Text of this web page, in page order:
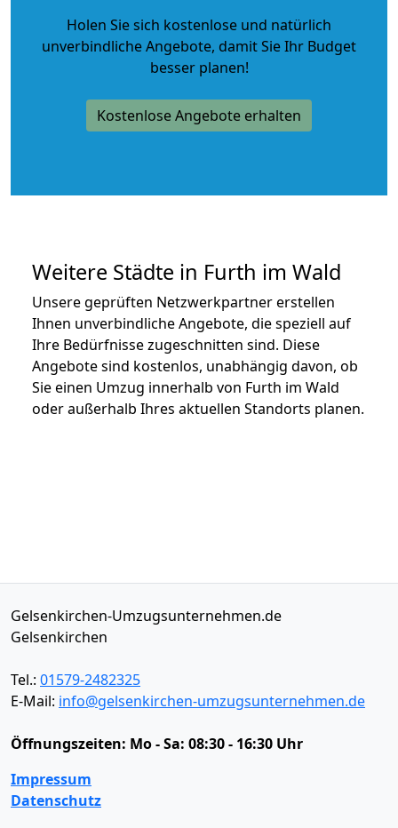
Holen Sie sich kostenlose und natürlich
unverbindliche Angebote, damit Sie Ihr Budget
besser planen!
Kostenlose Angebote erhalten
Weitere Städte in Furth im Wald
Unsere geprüften Netzwerkpartner erstellen
Ihnen unverbindliche Angebote, die speziell auf
Ihre Bedürfnisse zugeschnitten sind. Diese
Angebote sind kostenlos, unabhängig davon, ob
Sie einen Umzug innerhalb von Furth im Wald
oder außerhalb Ihres aktuellen Standorts planen.
Gelsenkirchen-Umzugsunternehmen.de
Gelsenkirchen
Tel.: 01579-2482325
E-Mail: info@gelsenkirchen-umzugsunternehmen.de
Öffnungszeiten: Mo - Sa: 08:30 - 16:30 Uhr
Impressum
Datenschutz